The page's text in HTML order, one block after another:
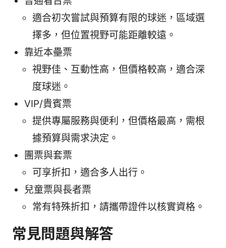
適合初次嘗試與預算有限的球迷，區域選
擇多，但位置視野可能距離較遠。
靠近本壘票
視野佳、互動性高，但價格較高，適合深
度球迷。
VIP/貴賓票
提供專屬服務與便利，但價格最高，需根
據預算與需求決定。
團票與套票
可享折扣，適合多人出行。
兒童票與長者票
常有特殊折扣，請攜帶證件以核實資格。
常見問題與解答